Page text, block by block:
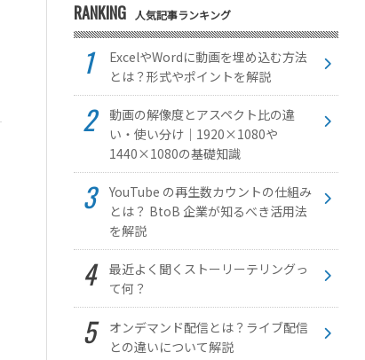
RANKING 人気記事ランキング
ExcelやWordに動画を埋め込む方法
とは？形式やポイントを解説
動画の解像度とアスペクト比の違
い・使い分け｜1920×1080や
1440×1080の基礎知識
YouTube の再生数カウントの仕組み
とは？ BtoB 企業が知るべき活用法
を解説
最近よく聞くストーリーテリングっ
て何？
オンデマンド配信とは？ライブ配信
との違いについて解説